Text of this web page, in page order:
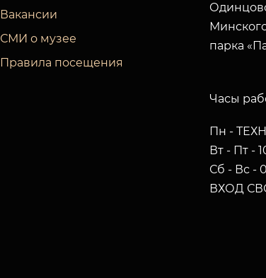
Вакансии
СМИ о музее
Правила посещения
парка
Часы
Пн -
Вт - Пт -
Сб - Вс -
ВХОД